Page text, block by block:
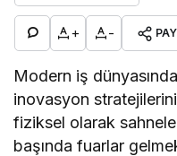
+ -
Modern iş
inovasyon
fiziksel olarak
başında fuarlar